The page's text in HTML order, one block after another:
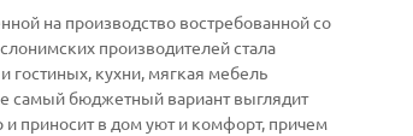
на производство востребованной со
производителей стала
гостиных, кухни, мягкая мебель
самый бюджетный вариант выглядит
приносит в дом уют и комфорт, причем